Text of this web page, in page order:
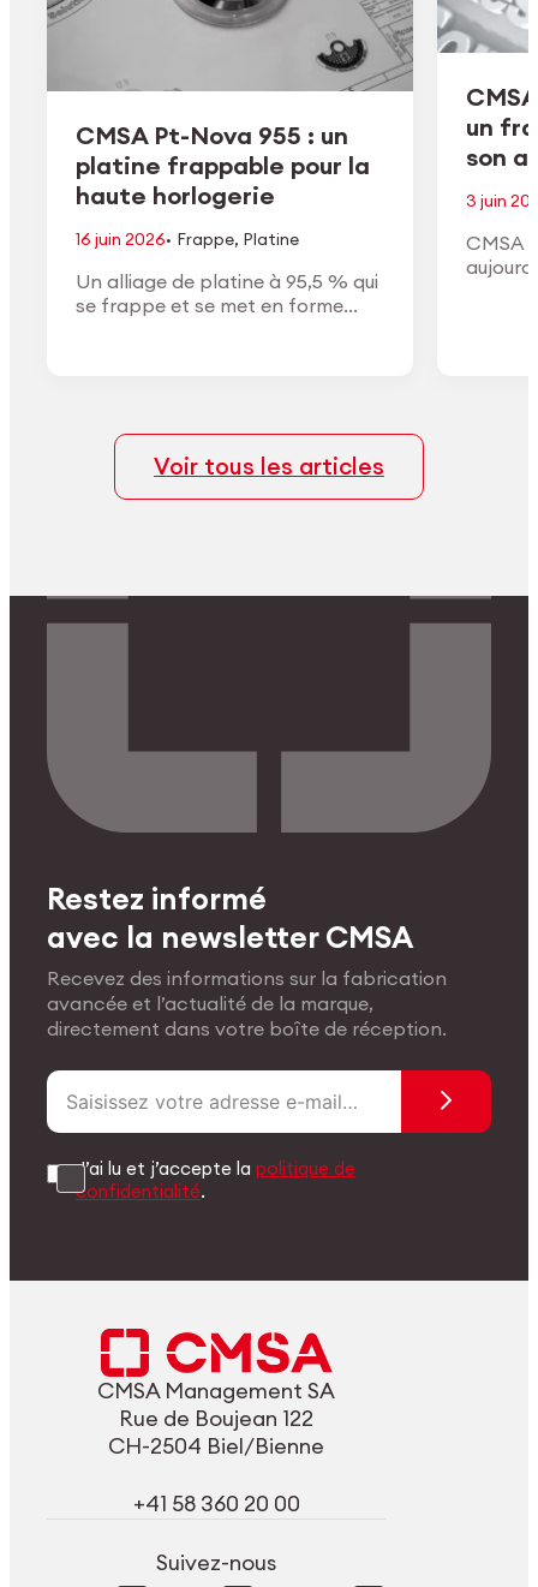
CMSA Pt-Nova 955 : un
platine frappable pour la
haute horlogerie
16 juin 2026· Frappe, Platine
Un alliage de platine à 95,5 % qui
se frappe et se met en forme
un
son
3 juin
CMSA
Voir tous les articles
Restez informé
avec la newsletter CMSA
Recevez des informations sur la fabrication
avancée et l’actualité de la marque,
directement dans votre boîte de réception.
J’ai lu et j’accepte lapolitique de
confidentialité.
CMSA Management SA
Rue de Boujean 122
CH-2504 Biel/Bienne
+41 58 360 20 00
Suivez-nous